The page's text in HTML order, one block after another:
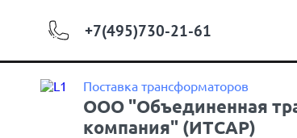
+7(495)730-21-61
Поставка трансформаторов
ООО "Объединенная
компания" (ИТСАР)